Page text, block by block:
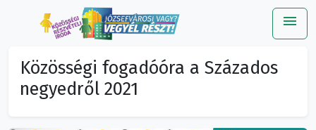
menu
Közösségi fogadóóra a Százados
negyedről 2021